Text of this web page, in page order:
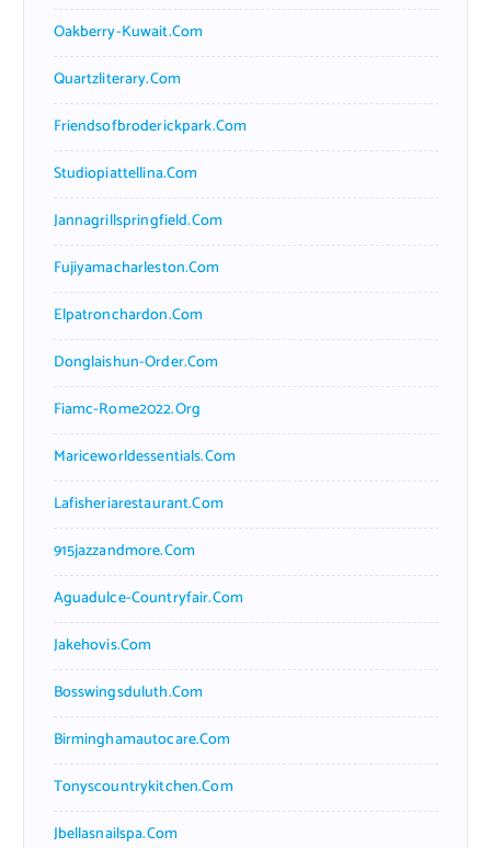
Oakberry-Kuwait.com
Quartzliterary.com
Friendsofbroderickpark.com
Studiopiattellina.com
Jannagrillspringfield.com
Fujiyamacharleston.com
Elpatronchardon.com
Donglaishun-Order.com
Fiamc-Rome2022.org
Mariceworldessentials.com
Lafisheriarestaurant.com
915jazzandmore.com
Aguadulce-Countryfair.com
Jakehovis.com
Bosswingsduluth.com
Birminghamautocare.com
Tonyscountrykitchen.com
Jbellasnailspa.com